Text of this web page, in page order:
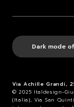
Via Achille Grandi,
© 2025 Italdesign-
(Italia), Via San
Dark mode